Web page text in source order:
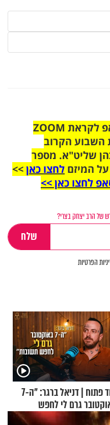
הצטרפו לקבוצת הוואטסאפ לקראת ZOOM
השבוע הקרוב
שליט"א. מספר
המיזם לחצו כאן>>
לחצו כאן >>
של הרב יצחק בצרי?
הפרטיות
קוד פתוח | דניאל ברגר: "ה-7
גרם לי לחפש